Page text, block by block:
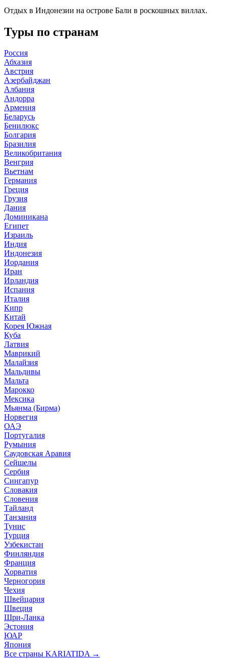
Отдых в Индонезии на острове Бали в роскошных виллах.
Туры по странам
Россия
Абхазия
Австрия
Азербайджан
Албания
Андорра
Армения
Беларусь
Бенилюкс
Болгария
Бразилия
Великобритания
Венгрия
Вьетнам
Германия
Греция
Грузия
Дания
Доминикана
Египет
Израиль
Индия
Индонезия
Иордания
Иран
Ирландия
Испания
Италия
Кипр
Китай
Корея Южная
Куба
Латвия
Маврикий
Малайзия
Мальдивы
Мальта
Марокко
Мексика
Мьянма (Бирма)
Норвегия
ОАЭ
Португалия
Румыния
Саудовская Аравия
Сейшелы
Сербия
Сингапур
Словакия
Словения
Тайланд
Танзания
Тунис
Турция
Узбекистан
Финляндия
Франция
Хорватия
Черногория
Чехия
Швейцария
Швеция
Шри-Ланка
Эстония
ЮАР
Япония
Все страны KARIATIDA →